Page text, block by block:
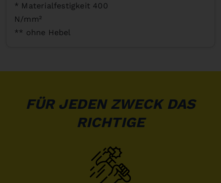
* Materialfestigkeit 400
N/mm²
** ohne Hebel
FÜR JEDEN ZWECK DAS
RICHTIGE